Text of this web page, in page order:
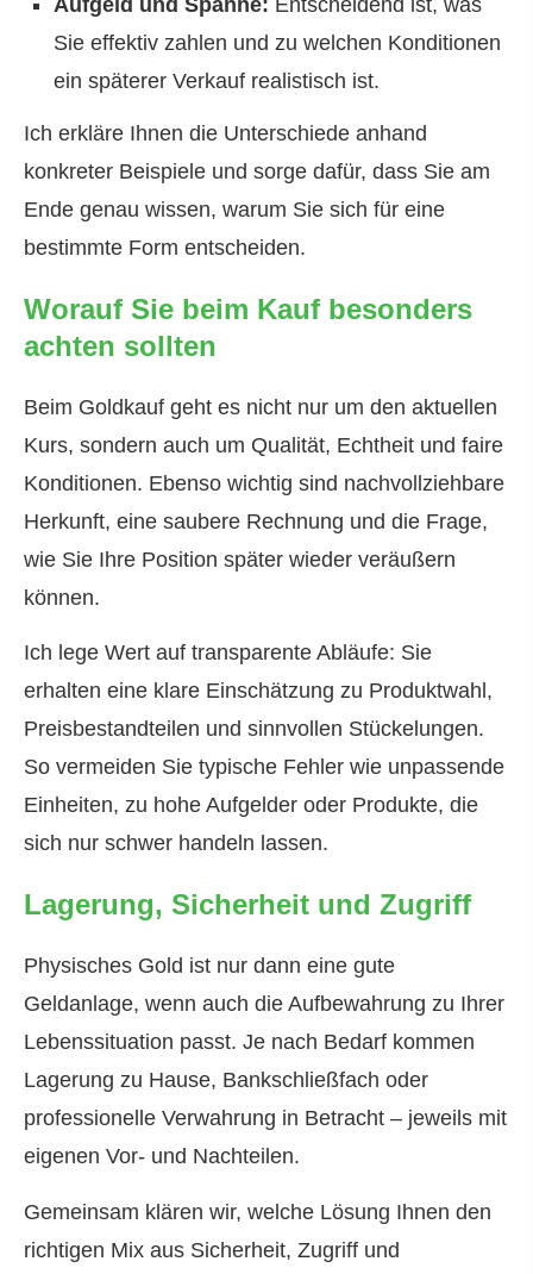
Sie effektiv zahlen und zu welchen Konditionen
ein späterer Verkauf realistisch ist.
Ich erkläre Ihnen die Unterschiede anhand
konkreter Beispiele und sorge dafür, dass Sie am
Ende genau wissen, warum Sie sich für eine
bestimmte Form entscheiden.
Worauf Sie beim Kauf besonders
achten sollten
Beim Goldkauf geht es nicht nur um den aktuellen
Kurs, sondern auch um Qualität, Echtheit und faire
Konditionen. Ebenso wichtig sind nachvollziehbare
Herkunft, eine saubere Rechnung und die Frage,
wie Sie Ihre Position später wieder veräußern
können.
Ich lege Wert auf transparente Abläufe: Sie
erhalten eine klare Einschätzung zu Produktwahl,
Preisbestandteilen und sinnvollen Stückelungen.
So vermeiden Sie typische Fehler wie unpassende
Einheiten, zu hohe Aufgelder oder Produkte, die
sich nur schwer handeln lassen.
Lagerung, Sicherheit und Zugriff
Physisches Gold ist nur dann eine gute
Geldanlage, wenn auch die Aufbewahrung zu Ihrer
Lebenssituation passt. Je nach Bedarf kommen
Lagerung zu Hause, Bankschließfach oder
professionelle Verwahrung in Betracht – jeweils mit
eigenen Vor- und Nachteilen.
Gemeinsam klären wir, welche Lösung Ihnen den
richtigen Mix aus Sicherheit, Zugriff und